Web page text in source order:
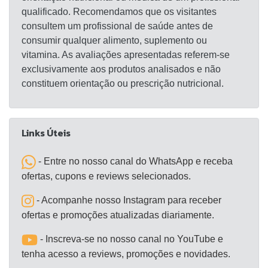
qualificado. Recomendamos que os visitantes
consultem um profissional de saúde antes de
consumir qualquer alimento, suplemento ou
vitamina. As avaliações apresentadas referem-se
exclusivamente aos produtos analisados e não
constituem orientação ou prescrição nutricional.
Links Úteis
- Entre no nosso canal do WhatsApp e receba
ofertas, cupons e reviews selecionados.
- Acompanhe nosso Instagram para receber
ofertas e promoções atualizadas diariamente.
- Inscreva-se no nosso canal no YouTube e
tenha acesso a reviews, promoções e novidades.